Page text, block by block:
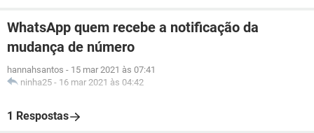
WhatsApp quem recebe a notificação da
mudança de número
hannahsantos - 15 mar 2021 às 07:41
ninha25 - 16 mar 2021 às 04:42
1 Respostas